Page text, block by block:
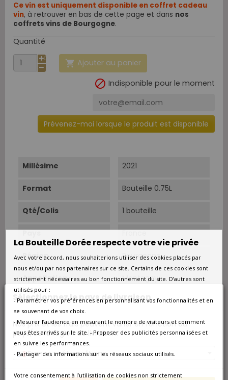
Sélectionnez le pays de livraison
Nos prix et les frais peuvent varier en fonction du
pays/de la région de livraison.
France métropolitaine
Ce vin est uniquement disponible en coffret cadeau
vin, à retrouver en bas de cette page et dans nos
coffrets vins de Bourgogne.
Quantité
 Ajouter au panier
 Indisponible pour le moment
Prévenez-moi lorsque le produit est disponible
Millésime 2021
Format Bouteille 0.75L
Qté/Colis 1 bouteille
Pays France
Région Bourgogne
Appellation Montagny
Couleur Blanc
Type Blanc sec
Classement
La Bouteille Dorée respecte votre vie privée
Avec votre accord, nous souhaiterions utiliser des cookies placés par
nous et/ou par nos partenaires sur ce site. Certains de ces cookies sont
strictement nécessaires au bon fonctionnement du site. D’autres sont
utilisés pour :
- Paramétrer vos préférences en personnalisant vos fonctionnalités et en
se souvenant de vos choix.
- Mesurer l’audience en mesurant le nombre de visiteurs et comment
vous êtes arrivés sur le site. - Proposer des publicités personnalisées et
en suivre les performances.
- Partager des informations sur les réseaux sociaux utilisés.
Votre consentement à l’utilisation de cookies non strictement